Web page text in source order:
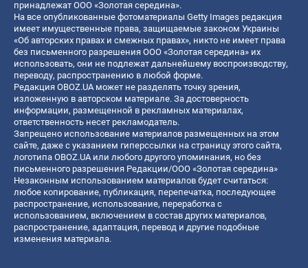
принадлежат ООО «Золотая середина».
На все опубликованные фотоматериалы Getty Images редакция
имеет имущественные права, защищаемые законом Украины
«Об авторских правах и смежных правах», никто не имеет права
без письменного разрешения ООО «Золотая середина» их
использовать, они не подлежат дальнейшему воспроизводству,
переводу, распространению в любой форме.
Редакция OBOZ.UA может не разделять точку зрения,
изложенную в авторском материале. За достоверность
информации, размещенной в рекламных материалах,
ответственность несет рекламодатель.
Запрещено использование материалов размещенных на этом
сайте, даже с указанием гиперссылки на страницу этого сайта,
логотипа OBOZ.UA или любого другого упоминания, но без
письменного разрешения Редакции/ООО «Золотая середина»
Незаконным использованием материалов будет считаться:
любое копирование, публикация, перепечатка, последующее
распространение, использование, переработка с
использованием, включением в состав других материалов,
распространение, адаптация, перевод и другие подобные
изменения материала.